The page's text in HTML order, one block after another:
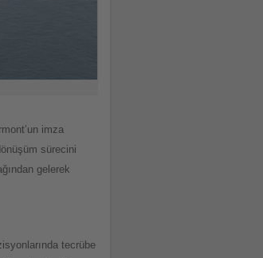
imza
sürecini
gelerek
tecrübe